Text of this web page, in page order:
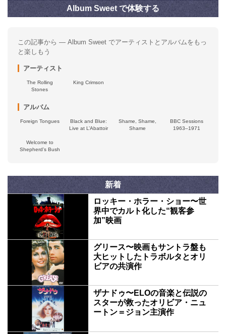
Album Sweet で体験する
この記事から — Album Sweet でアーティストとアルバムをもっ
と楽しもう
アーティスト
The Rolling
Stones
King Crimson
アルバム
Foreign Tongues
Black and Blue:
Live at L’Abattoir
Shame, Shame,
Shame
BBC Sessions
1963–1971
Welcome to
Shepherd’s Bush
新着
ロッキー・ホラー・ショー〜世
界中でカルト化した“観客参
加”映画
グリース〜映画もサントラ盤も
大ヒットしたトラボルタとオリ
ビアの共演作
ザナドゥ〜ELOの音楽と伝説の
スターが救ったオリビア・ニュ
ートン＝ジョン主演作